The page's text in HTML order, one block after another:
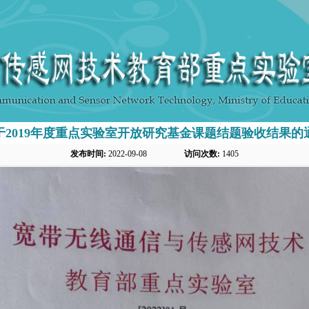
2019年度重点实验室开放研究基金课题结题验收结果的
发布时间: 2022-09-08 访问次数: 1405